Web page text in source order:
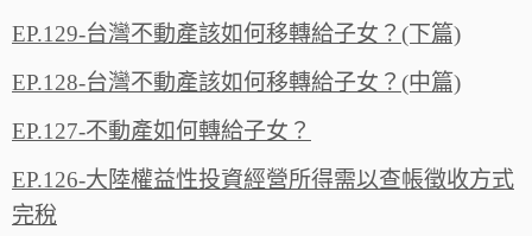
EP.129-台灣不動產該如何移轉給子女？(下篇)
EP.128-台灣不動產該如何移轉給子女？(中篇)
EP.127-不動產如何轉給子女？
EP.126-大陸權益性投資經營所得需以查帳徵收方式
完稅